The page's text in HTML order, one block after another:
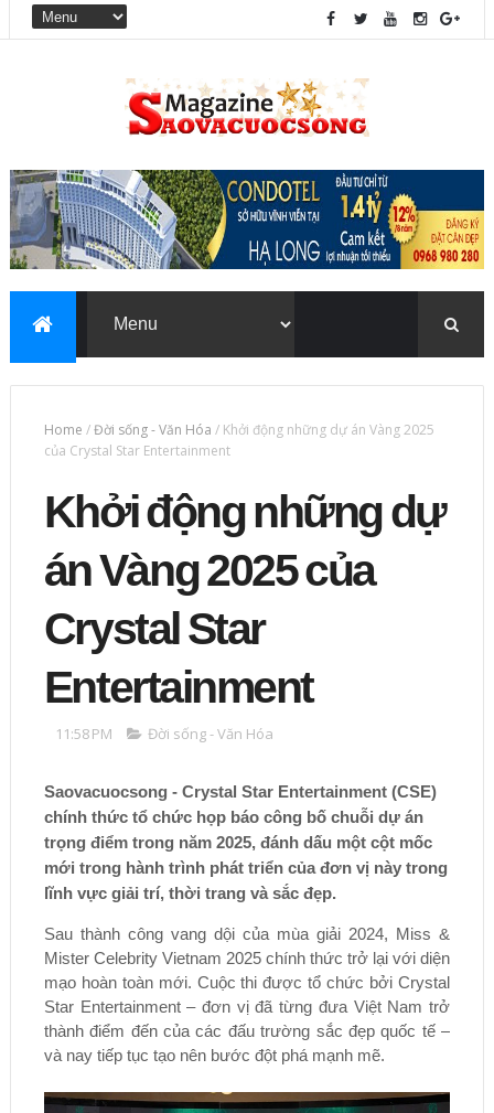
Home /Đời sống - Văn Hóa / Khởi động những dự án Vàng 2025
của Crystal Star Entertainment
Khởi động những dự
án Vàng 2025 của
Crystal Star
Entertainment
11:58 PM Đời sống - Văn Hóa
Saovacuocsong - Crystal Star Entertainment (CSE)
chính thức tổ chức họp báo công bố chuỗi dự án
trọng điểm trong năm 2025, đánh dấu một cột mốc
mới trong hành trình phát triển của đơn vị này trong
lĩnh vực giải trí, thời trang và sắc đẹp.
Sau thành công vang dội của mùa giải 2024, Miss &
Mister Celebrity Vietnam 2025 chính thức trở lại với diện
mạo hoàn toàn mới. Cuộc thi được tổ chức bởi Crystal
Star Entertainment – đơn vị đã từng đưa Việt Nam trở
thành điểm đến của các đấu trường sắc đẹp quốc tế –
và nay tiếp tục tạo nên bước đột phá mạnh mẽ.